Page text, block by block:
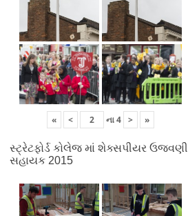
« < ના4 > »
સ્ટ્રેટફોર્ડ કોલેજ માં શેક્સપીયર ઉજવણી
સહાયક 2015